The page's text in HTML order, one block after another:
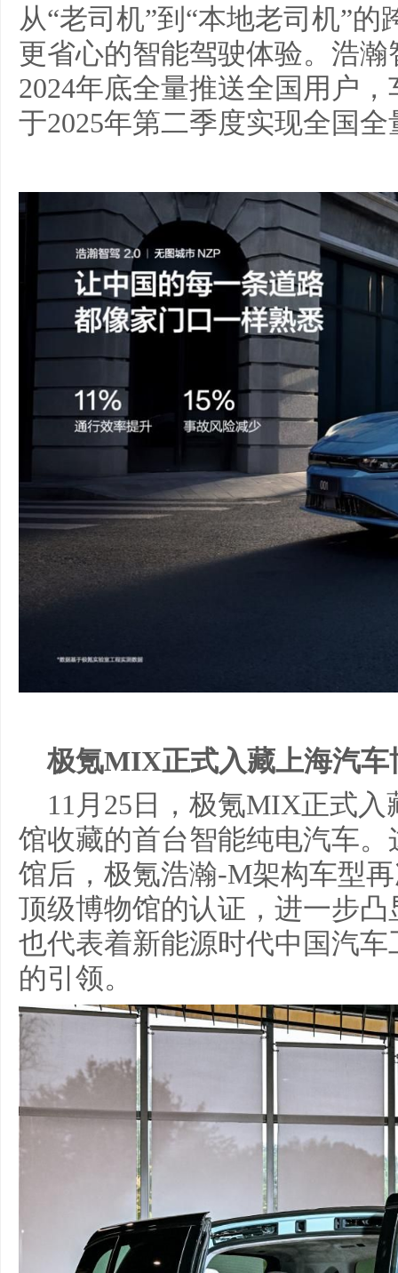
从“老司机”到“本地老司机”
更省心的智能驾驶体验。浩
2024年底全量推送全国用户
于2025年第二季度实现全国
极氪MIX正式入藏上海汽车
11月25日，极氪MIX正式
馆收藏的首台智能纯电汽车
馆后，极氪浩瀚-M架构车型
顶级博物馆的认证，进一步
也代表着新能源时代中国汽
的引领。